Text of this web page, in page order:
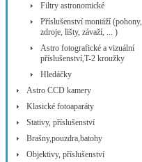
Filtry astronomické
Příslušenství montáží (pohony,
zdroje, lišty, závaží, ... )
Astro fotografické a vizuální
příslušenství,T-2 kroužky
Hledáčky
Astro CCD kamery
Klasické fotoaparáty
Stativy, příslušenství
Brašny,pouzdra,batohy
Objektivy, příslušenství